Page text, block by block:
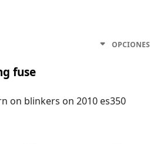
OPCIONES
fuse
on blinkers on 2010 es350